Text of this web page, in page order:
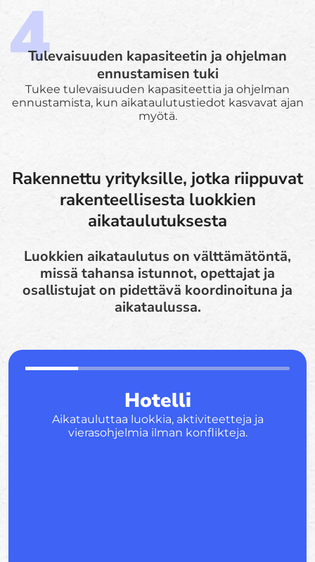
Tulevaisuuden kapasiteetin ja ohjelman
ennustamisen tuki
Tukee tulevaisuuden kapasiteettia ja ohjelman
ennustamista, kun aikataulutustiedot kasvavat ajan
myötä.
Rakennettu yrityksille, jotka riippuvat
rakenteellisesta luokkien
aikataulutuksesta
Luokkien aikataulutus on välttämätöntä,
missä tahansa istunnot, opettajat ja
osallistujat on pidettävä koordinoituna ja
aikataulussa.
Hotelli
Aikatauluttaa luokkia, aktiviteetteja ja
vierasohjelmia ilman konflikteja.